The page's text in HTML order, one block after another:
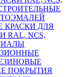
КРАСКИ ДЛЯ
RAL, NCS,
ПОКРЫТИЯ